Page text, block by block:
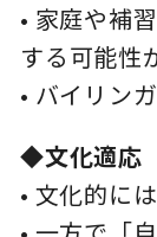
• 家庭や補
する可能性
• バイリン
◆文化適応
• 文化的に